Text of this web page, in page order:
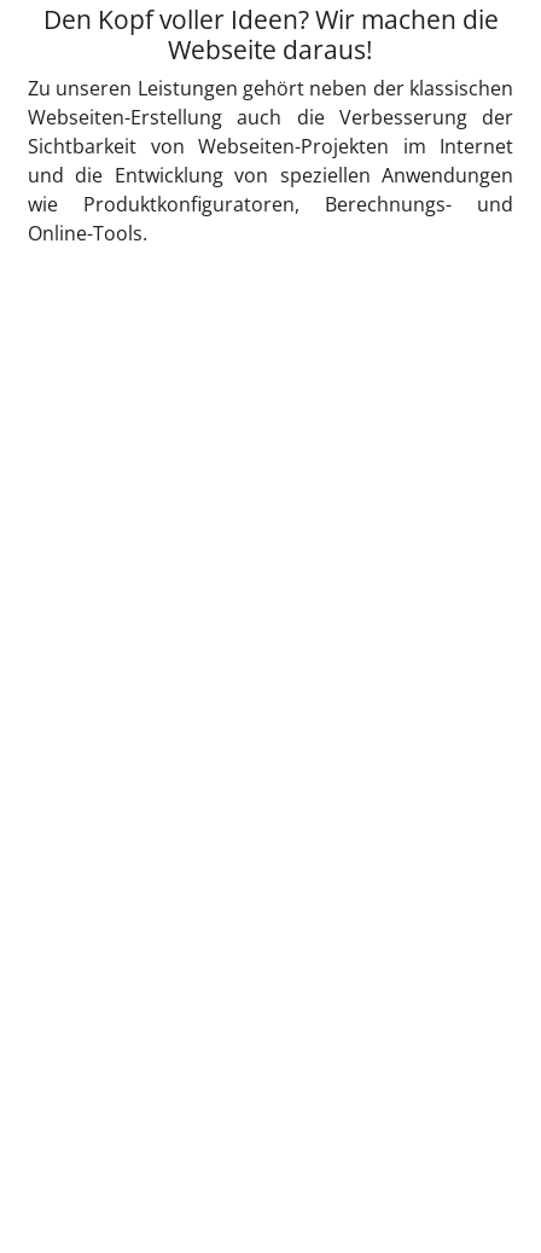
Den Kopf voller Ideen? Wir machen die
Webseite daraus!
Zu unseren Leistungen gehört neben der klassischen
Webseiten-Erstellung auch die Verbesserung der
Sichtbarkeit von Webseiten-Projekten im Internet
und die Entwicklung von speziellen Anwendungen
wie Produktkonfiguratoren, Berechnungs- und
Online-Tools.